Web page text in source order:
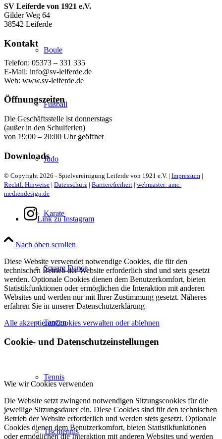
Boule
Fußball
Judo
Karate
Square Dance
Tanzen
Tennis
Tischtennis
SV Leiferde von 1921 e.V.
Gilder Weg 64
38542 Leiferde
Kontakt
Telefon: 05373 – 331 335
E-Mail: info@sv-leiferde.de
Web: www.sv-leiferde.de
Öffnungszeiten
Die Geschäftsstelle ist donnerstags
(außer in den Schulferien)
von 19:00 – 20:00 Uhr geöffnet
Downloads
© Copyright 2026 - Spielvereinigung Leiferde von 1921 e.V. | Impressum |
Rechtl. Hinweise | Datenschutz | Barrierefreiheit | webmaster: amc-
mediendesign.de
Link zu Instagram
Nach oben scrollen
Diese Website verwendet notwendige Cookies, die für den
technischen Betrieb der Website erforderlich sind und stets gesetzt
werden. Optionale Cookies dienen dem Benutzerkomfort, bieten
Statistikfunktionen oder ermöglichen die Interaktion mit anderen
Websites und werden nur mit Ihrer Zustimmung gesetzt. Näheres
erfahren Sie in unserer Datenschutzerklärung
Alle akzeptierenCookies verwalten oder ablehnen
Cookie- und Datenschutzeinstellungen
Wie wir Cookies verwenden
Die Website setzt zwingend notwendigen Sitzungscookies für die
jeweilige Sitzungsdauer ein. Diese Cookies sind für den technischen
Betrieb der Website erforderlich und werden stets gesetzt. Optionale
Cookies dienen dem Benutzerkomfort, bieten Statistikfunktionen
oder ermöglichen die Interaktion mit anderen Websites und werden